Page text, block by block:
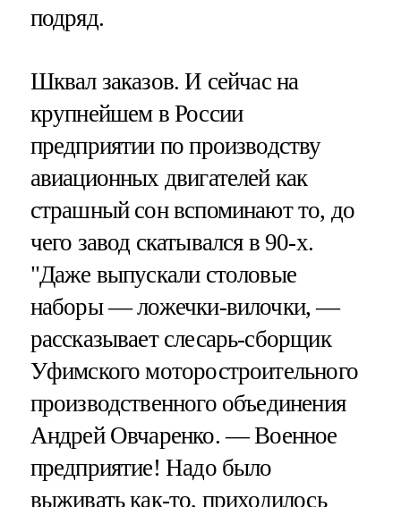
подряд.
Шквал заказов. И сейчас на
крупнейшем в России
предприятии по производству
авиационных двигателей как
страшный сон вспоминают то, до
чего завод скатывался в 90-х.
"Даже выпускали столовые
наборы — ложечки-вилочки, —
рассказывает слесарь-сборщик
Уфимского моторостроительного
производственного объединения
Андрей Овчаренко. — Военное
предприятие! Надо было
выживать как-то, приходилось